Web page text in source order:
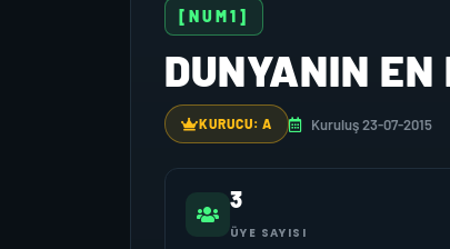
[NUM1]
DUNYANIN
KURUCU: A Kuruluş 23-07-2015
3
ÜYE SAYISI